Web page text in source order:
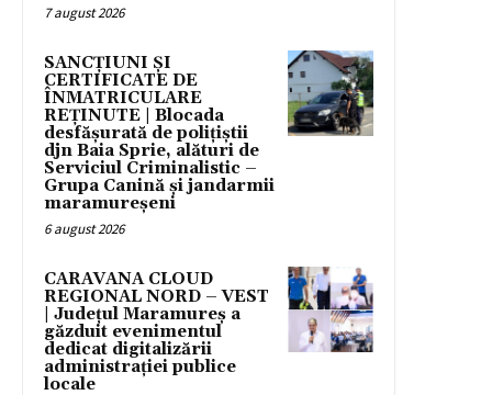
7 august 2026
SANCȚIUNI ȘI
CERTIFICATE DE
ÎNMATRICULARE
REȚINUTE | Blocada
desfășurată de polițiștii
djn Baia Sprie, alături de
Serviciul Criminalistic –
Grupa Canină și jandarmii
maramureșeni
6 august 2026
CARAVANA CLOUD
REGIONAL NORD – VEST
| Județul Maramureș a
găzduit evenimentul
dedicat digitalizării
administrației publice
locale